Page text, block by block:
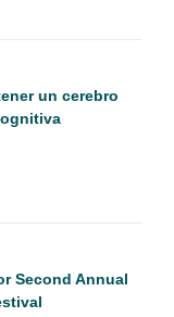
un cerebro
Second Annual